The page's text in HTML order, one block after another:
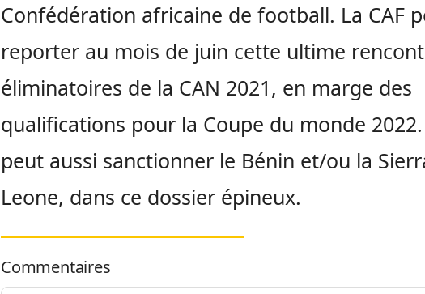
Confédération africaine de football. La CAF
reporter au mois de juin cette ultime
éliminatoires de la CAN 2021, en marge des
qualifications pour la Coupe du monde 2022.
peut aussi sanctionner le Bénin et/ou la
Leone, dans ce dossier épineux.
Commentaires